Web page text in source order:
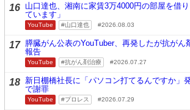
16 山口達也、湘南に家賃3万4000円の部屋を借
ています」
YouTube 山口達也 2026.08.03
17 膵臓がん公表のYouTuber、再発したが抗がん
報告
YouTube 抗がん剤治療 2026.07.27
18 新日棚橋社長に「パソコン打てるんですか」
で謝罪
YouTube プロレス 2026.07.29